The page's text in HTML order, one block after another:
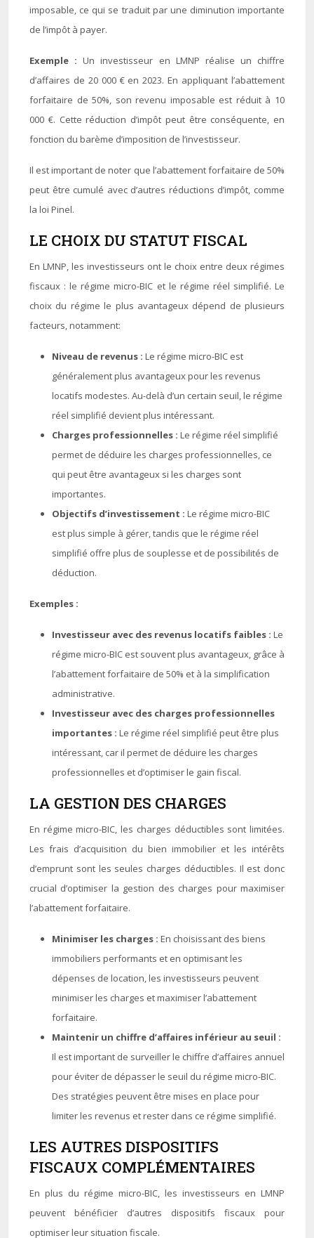
imposable, ce qui se traduit par une diminution importante
de l’impôt à payer.
Exemple :Un investisseur en LMNP réalise un chiffre
d’affaires de 20 000 € en 2023. En appliquant l’abattement
forfaitaire de 50%, son revenu imposable est réduit à 10
000 €. Cette réduction d’impôt peut être conséquente, en
fonction du barème d’imposition de l’investisseur.
Il est important de noter que l’abattement forfaitaire de 50%
peut être cumulé avec d’autres réductions d’impôt, comme
la loi Pinel.
LE CHOIX DU STATUT FISCAL
En LMNP, les investisseurs ont le choix entre deux régimes
fiscaux : le régime micro-BIC et le régime réel simplifié. Le
choix du régime le plus avantageux dépend de plusieurs
facteurs, notamment:
Niveau de revenus : Le régime micro-BIC est
généralement plus avantageux pour les revenus
locatifs modestes. Au-delà d’un certain seuil, le régime
réel simplifié devient plus intéressant.
Charges professionnelles : Le régime réel simplifié
permet de déduire les charges professionnelles, ce
qui peut être avantageux si les charges sont
importantes.
Objectifs d’investissement : Le régime micro-BIC
est plus simple à gérer, tandis que le régime réel
simplifié offre plus de souplesse et de possibilités de
déduction.
Exemples :
Investisseur avec des revenus locatifs faibles : Le
régime micro-BIC est souvent plus avantageux, grâce à
l’abattement forfaitaire de 50% et à la simplification
administrative.
Investisseur avec des charges professionnelles
importantes : Le régime réel simplifié peut être plus
intéressant, car il permet de déduire les charges
professionnelles et d’optimiser le gain fiscal.
LA GESTION DES CHARGES
En régime micro-BIC, les charges déductibles sont limitées.
Les frais d’acquisition du bien immobilier et les intérêts
d’emprunt sont les seules charges déductibles. Il est donc
crucial d’optimiser la gestion des charges pour maximiser
l’abattement forfaitaire.
Minimiser les charges : En choisissant des biens
immobiliers performants et en optimisant les
dépenses de location, les investisseurs peuvent
minimiser les charges et maximiser l’abattement
forfaitaire.
Maintenir un chiffre d’affaires inférieur au seuil :
Il est important de surveiller le chiffre d’affaires annuel
pour éviter de dépasser le seuil du régime micro-BIC.
Des stratégies peuvent être mises en place pour
limiter les revenus et rester dans ce régime simplifié.
LES AUTRES DISPOSITIFS
FISCAUX COMPLÉMENTAIRES
En plus du régime micro-BIC, les investisseurs en LMNP
peuvent bénéficier d’autres dispositifs fiscaux pour
optimiser leur situation fiscale.